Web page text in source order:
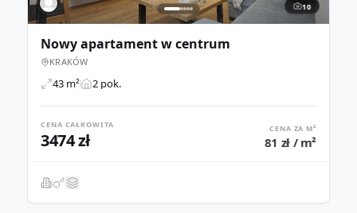
10
Nowy apartament w centrum
KRAKÓW
43 m² 2 pok.
CENA CAŁKOWITA
3474 zł
CENA ZA M²
81 zł / m²